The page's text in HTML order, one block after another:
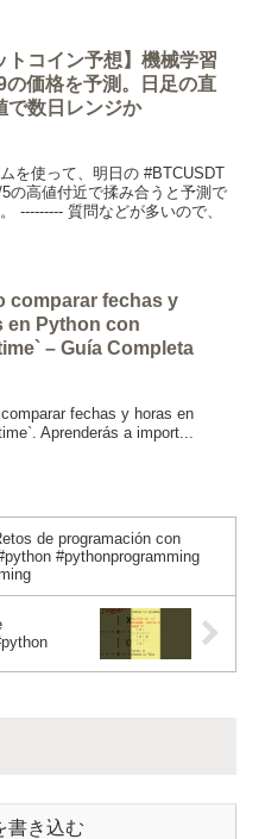
トコイン予想】機械学習
の価格を予測。日足の直
で数日レンジか
を使って、明日の #BTCUSDT
の高値付近で揉み合うと予測で
--------- 質問などが多いので、
comparar fechas y
en Python con
– Guía Completa
fechas y horas en
Aprenderás a import...
de programación con
#pythonprogramming
書き込む